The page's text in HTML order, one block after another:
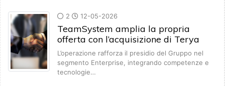
2 12-05-2026
TeamSystem amplia la propria
offerta con l’acquisizione di Terya
L’operazione rafforza il presidio del Gruppo nel
segmento Enterprise, integrando competenze e
tecnologie…